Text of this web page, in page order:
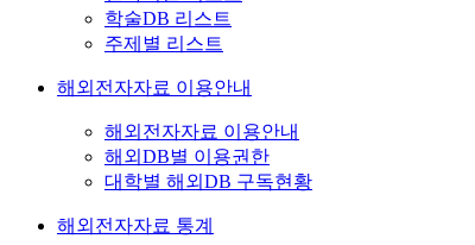
학술DB 리스트
주제별 리스트
해외전자자료 이용안내
해외전자자료 이용안내
해외DB별 이용권한
대학별 해외DB 구독현황
해외전자자료 통계